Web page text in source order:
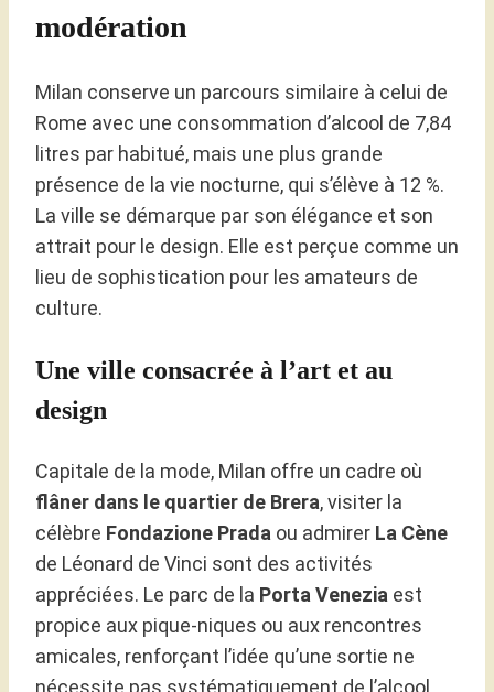
modération
Milan conserve un parcours similaire à celui de
Rome avec une consommation d’alcool de 7,84
litres par habitué, mais une plus grande
présence de la vie nocturne, qui s’élève à 12 %.
La ville se démarque par son élégance et son
attrait pour le design. Elle est perçue comme un
lieu de sophistication pour les amateurs de
culture.
Une ville consacrée à l’art et au
design
Capitale de la mode, Milan offre un cadre où
flâner dans le quartier de Brera, visiter la
célèbre Fondazione Prada ou admirer La Cène
de Léonard de Vinci sont des activités
appréciées. Le parc de la Porta Venezia est
propice aux pique-niques ou aux rencontres
amicales, renforçant l’idée qu’une sortie ne
nécessite pas systématiquement de l’alcool.